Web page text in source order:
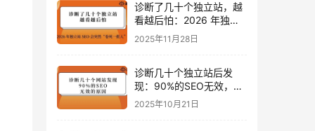
诊断了几十个独立站，越
看越后怕：2026 年独立
站 SEO 可能会突然“卷死
一批人”？
2025年11月28日
诊断几十个独立站后发
现：90%的SEO无效，是
因为忽略了这关键一步
2025年10月21日